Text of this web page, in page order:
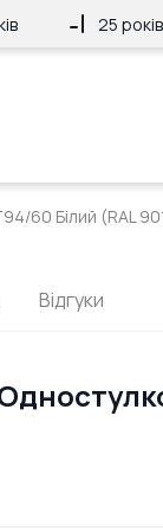
25
60 Білий (RAL
Відгуки